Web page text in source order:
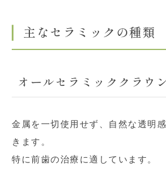
主なセラミックの種類
オールセラミッククラウ
金属を一切使用せず、自然な透明
きます。
特に前歯の治療に適しています。